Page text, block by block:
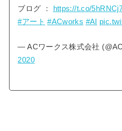
ブログ ：
https://t.co/
#アート #ACworks #AI
— ACワークス株式会社
2020